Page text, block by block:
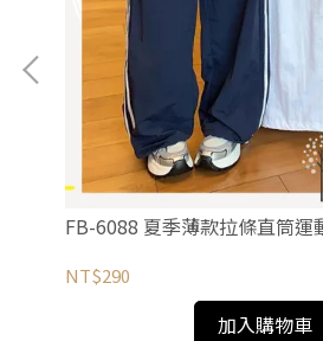
FB-6088 夏季薄款拉條直筒運
NT$290
加入購物車